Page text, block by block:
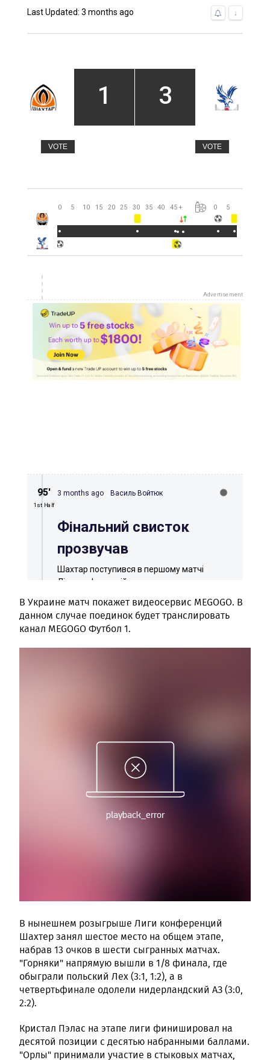
В Украине матч покажет видеосервис MEGOGO. В
данном случае поединок будет транслировать
канал MEGOGO Футбол 1.
В нынешнем розыгрыше Лиги конференций
Шахтер занял шестое место на общем этапе,
набрав 13 очков в шести сыгранных матчах.
"Горняки" напрямую вышли в 1/8 финала, где
обыграли польский Лех (3:1, 1:2), а в
четвертьфинале одолели нидерландский АЗ (3:0,
2:2).
Кристал Пэлас на этапе лиги финишировал на
десятой позиции с десятью набранными баллами.
"Орлы" принимали участие в стыковых матчах,